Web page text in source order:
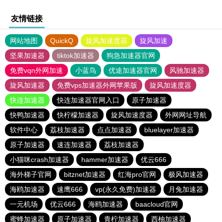
友情链接
网站地图 QuickQ 旋风加速度器
旋风加速
坚果加速器
tiktok加速器
狗急加速器官网
免费vqn外网加速
小蓝鸟 优途加速器官网
风驰加速器
旋风加速器
免费vps加速器外网苹果版
旋风加速度器
快连加速器
快连加速器官网入口
原子加速器
快鸭加速器
快柠檬加速器 旋风加速度器
外网网址导航
软件中心
荔枝加速器 点点加速器
bluelayer加速器
原子加速器
速连加速器
荔枝加速器
小猫咪crash加速器
hammer加速器
优云666
海外梯子官网
bitznet加速器 红海pro官网
极风加速器
海鸥加速器
速鹰666 vp(永久免费)加速器
月兔加速器
一元机场
优云666 海鸥加速器
baacloud官网
蜜蜂加速器
原子加速器 青柠加速器 西柚加速器